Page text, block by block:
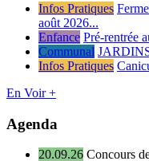
Infos Pratiques
août 2026...
Enfance Pré-rentrée
Communal
Infos Pratiques
En Voir +
Agenda
20.09.26 Concours